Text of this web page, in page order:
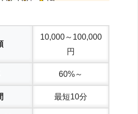
10,000～100,000
円
60%～
最短10分